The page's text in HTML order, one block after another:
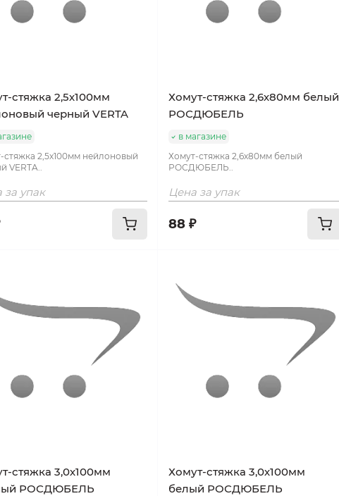
стяжка 2,5х100мм
черный VERTA
стяжка 2,5х100мм нейлоновый
VERTA..
за упак
Хомут-стяжка 2,6х80мм белый
РОСДЮБЕЛЬ
в магазине
Хомут-стяжка 2,6х80мм белый
РОСДЮБЕЛЬ..
Цена за упак
88 ₽
стяжка 3,0х100мм
РОСДЮБЕЛЬ
Хомут-стяжка 3,0х100мм
белый РОСДЮБЕЛЬ